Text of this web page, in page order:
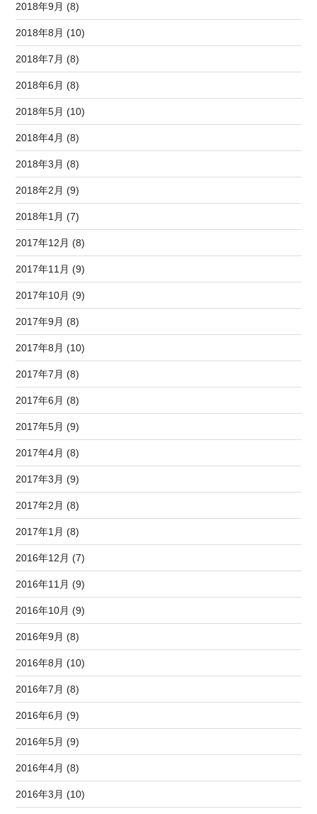
2018年9月 (8)
2018年8月 (10)
2018年7月 (8)
2018年6月 (8)
2018年5月 (10)
2018年4月 (8)
2018年3月 (8)
2018年2月 (9)
2018年1月 (7)
2017年12月 (8)
2017年11月 (9)
2017年10月 (9)
2017年9月 (8)
2017年8月 (10)
2017年7月 (8)
2017年6月 (8)
2017年5月 (9)
2017年4月 (8)
2017年3月 (9)
2017年2月 (8)
2017年1月 (8)
2016年12月 (7)
2016年11月 (9)
2016年10月 (9)
2016年9月 (8)
2016年8月 (10)
2016年7月 (8)
2016年6月 (9)
2016年5月 (9)
2016年4月 (8)
2016年3月 (10)